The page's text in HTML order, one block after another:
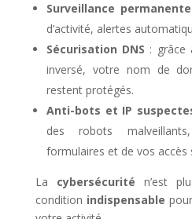
Surveillance permanente
d’activité, alertes
Sécurisation DNS : grâce
inversé, votre nom de
restent protégés.
Anti-bots et IP
des robots
formulaires et de vos accès
La cybersécurité n’est
condition indispensable